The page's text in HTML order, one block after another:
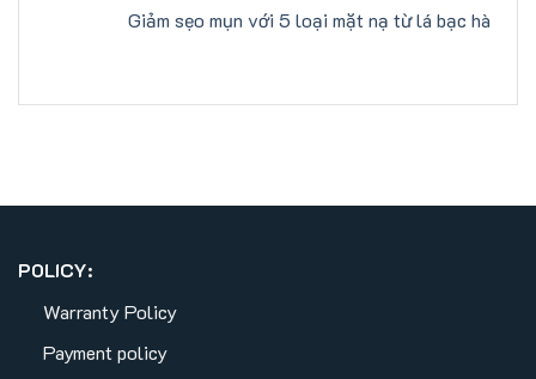
Giảm sẹo mụn với 5 loại mặt nạ từ lá bạc hà
POLICY:
Warranty Policy
Payment policy